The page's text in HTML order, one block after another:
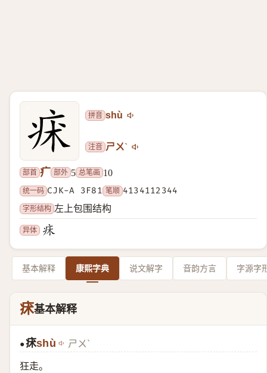
拼音 shù
注音 ㄕㄨˋ
部首 疒 部外 5 总笔画 10
统一码 CJK-A 3F81 笔顺 4134112344
字形结构 左上包围结构
异体
基本解释 康熙字典 说文解字 音韵方言 字源字
㾁基本解释
●㾁shù ㄕㄨˋ
狂走。